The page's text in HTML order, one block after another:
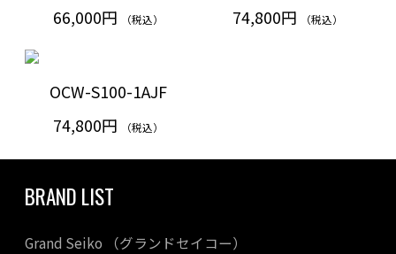
66,000円
（税込）
74,800円
（税込）
OCW-S100-1AJF
74,800円
（税込）
BRAND LIST
Grand Seiko （グランドセイコー）